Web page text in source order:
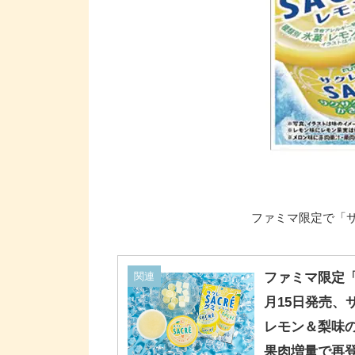
ファミマ限定で「
関連
ファミマ限定
月15日発売、
レモン＆梨味
果肉増量で再